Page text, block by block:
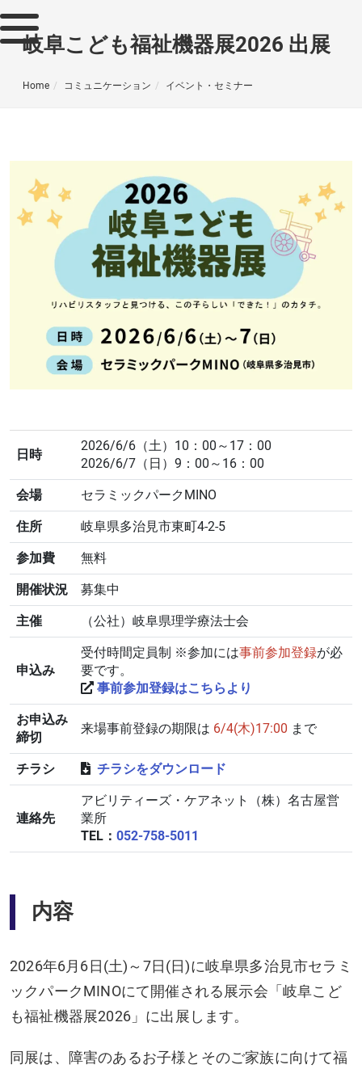
岐阜こども福祉機器展2026 出展
Home コミュニケーション イベント・セミナー
日時
2026/6/6（土）10：00～17：00
2026/6/7（日）9：00～16：00
会場 セラミックパークMINO
住所 岐阜県多治見市東町4-2-5
参加費 無料
開催状況 募集中
主催 （公社）岐阜県理学療法士会
申込み
受付時間定員制 ※参加には事前参加登録が必
要です。
事前参加登録はこちらより
お申込み
締切
来場事前登録の期限は 6/4(木)17:00 まで
チラシ チラシをダウンロード
連絡先
アビリティーズ・ケアネット（株）名古屋営
業所
TEL： 052-758-5011
内容
2026年6月6日(土)～7日(日)に岐阜県多治見市セラミ
ックパークMINOにて開催される展示会「岐阜こど
も福祉機器展2026」に出展します。
同展は、障害のあるお子様とそのご家族に向けて福